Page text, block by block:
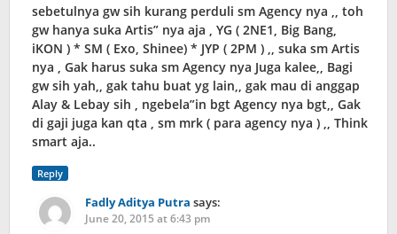
sebetulnya gw sih kurang perduli sm Agency nya ,, toh
gw hanya suka Artis” nya aja , YG ( 2NE1, Big Bang,
iKON ) * SM ( Exo, Shinee) * JYP ( 2PM ) ,, suka sm Artis
nya , Gak harus suka sm Agency nya Juga kalee,, Bagi
gw sih yah,, gak tahu buat yg lain,, gak mau di anggap
Alay & Lebay sih , ngebela”in bgt Agency nya bgt,, Gak
di gaji juga kan qta , sm mrk ( para agency nya ) ,, Think
smart aja..
Reply
Fadly Aditya Putra says:
June 20, 2015 at 6:43 pm